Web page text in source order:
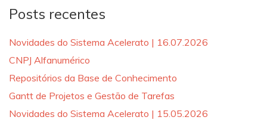
Posts recentes
Novidades do Sistema Acelerato | 16.07.2026
CNPJ Alfanumérico
Repositórios da Base de Conhecimento
Gantt de Projetos e Gestão de Tarefas
Novidades do Sistema Acelerato | 15.05.2026